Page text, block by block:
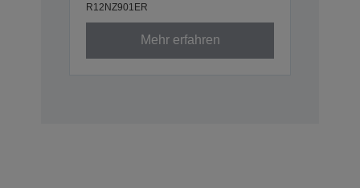
R12NZ901ER
Mehr erfahren